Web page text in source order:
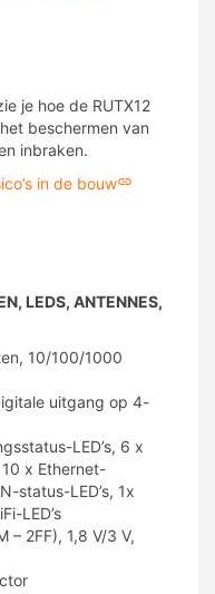
je hoe de RUTX12
beschermen van
inbraken.
in de bouw
LEDS, ANTENNES,
10/100/1000
uitgang op 4-
LED’s, 6 x
x Ethernet-
status-LED’s, 1x
LED’s
– 2FF), 1,8 V/3 V,